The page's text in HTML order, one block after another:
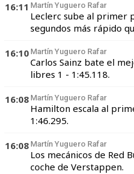
16:11 Martín Yuguero Rafar
Leclerc sube al primer
segundos más rápido
16:10 Martín Yuguero Rafar
Carlos Sainz bate el
libres 1 - 1:45.118.
16:08 Martín Yuguero Rafar
Hamilton escala al
1:46.295.
16:08 Martín Yuguero Rafar
Los mecánicos de Red
coche de Verstappen.